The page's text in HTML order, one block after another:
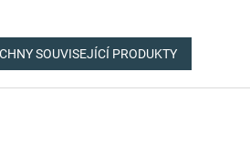
SOUVISEJÍCÍ PRODUKTY